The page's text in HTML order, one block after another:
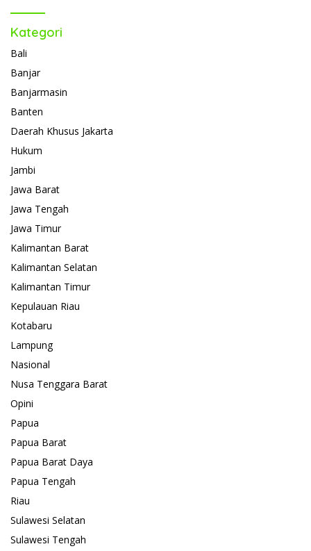
Kategori
Bali
Banjar
Banjarmasin
Banten
Daerah Khusus Jakarta
Hukum
Jambi
Jawa Barat
Jawa Tengah
Jawa Timur
Kalimantan Barat
Kalimantan Selatan
Kalimantan Timur
Kepulauan Riau
Kotabaru
Lampung
Nasional
Nusa Tenggara Barat
Opini
Papua
Papua Barat
Papua Barat Daya
Papua Tengah
Riau
Sulawesi Selatan
Sulawesi Tengah